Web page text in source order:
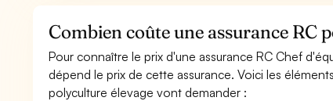
Combien coûte une assurance RC
Pour connaître le prix d'une assurance RC Chef
dépend le prix de cette assurance. Voici les
polyculture élevage vont demander :